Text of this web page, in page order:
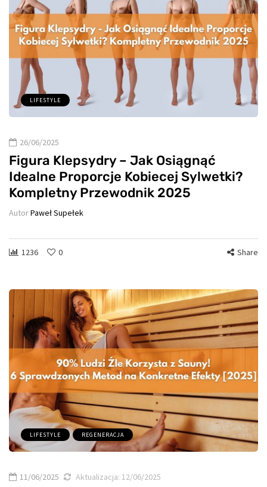
LIFESTYLE
26/06/2025
Figura Klepsydry – Jak Osiągnąć
Idealne Proporcje Kobiecej Sylwetki?
Kompletny Przewodnik 2025
AutorPaweł Supełek
1236 0 Share
LIFESTYLE REGENERACJA
11/06/2025 Aktualizacja: 12/06/2025